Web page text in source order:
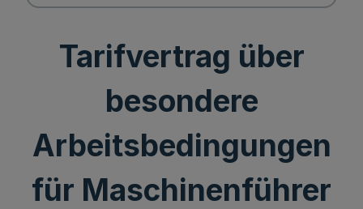
Tarifvertrag über
besondere
Arbeitsbedingungen
für Maschinenführer